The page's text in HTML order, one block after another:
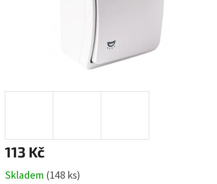
113 Kč
cena:
Skladem (148 ks)